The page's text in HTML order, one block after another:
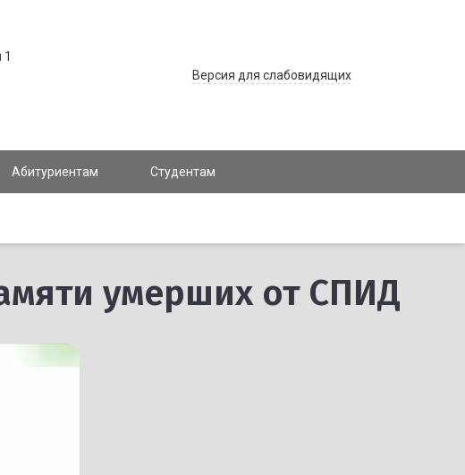
1
Версия для слабовидящих
Абитуриентам Студентам
умерших от СПИД